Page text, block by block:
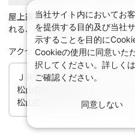
屋上露天風呂より、市内一望で
れる、魚介類を中心に調理。
アクセス
ＪＲ予讃線松山駅より車・タク
松山自動車道松山インターよ
松山空港より空港リムジンバ
当社サイト内においてお
を提供する目的及び当社
示することを目的に
Cookieの使用に同意いた
択してください。詳しくは
ご確認ください。
同意しない